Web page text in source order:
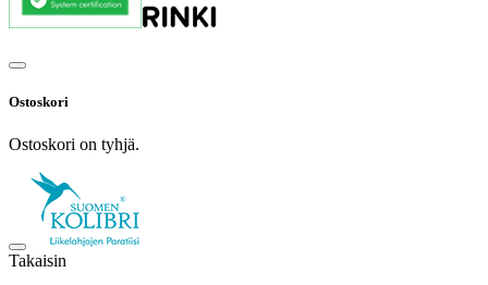
Ostoskori
Ostoskori on tyhjä.
Takaisin